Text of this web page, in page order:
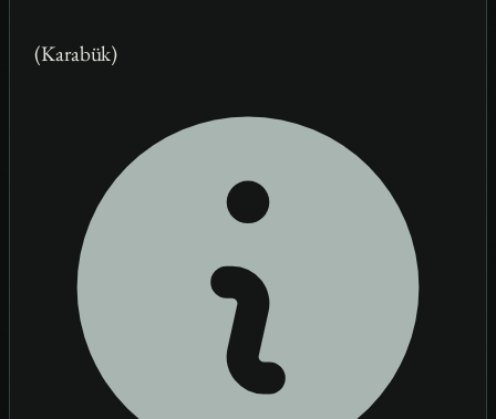
(Karabük)